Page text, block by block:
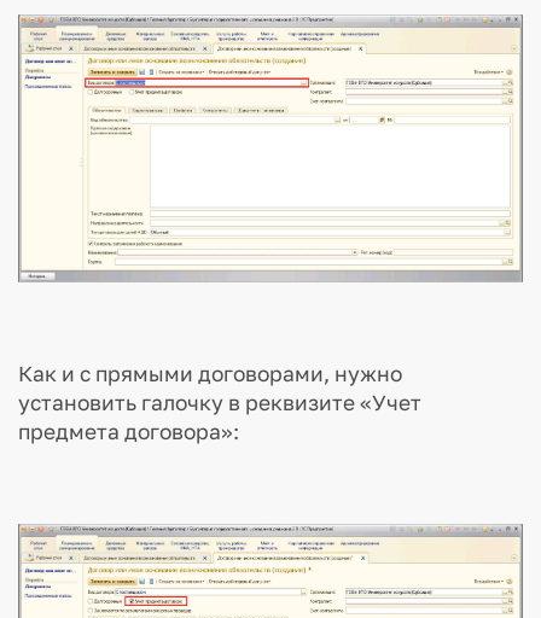
Как и с прямыми договорами, нужно
установить галочку в реквизите «Учет
предмета договора»: